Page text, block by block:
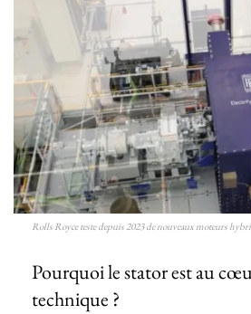
Rolls Royce teste depuis 2023 de nouveaux moteurs
Pourquoi le stator est au
technique ?